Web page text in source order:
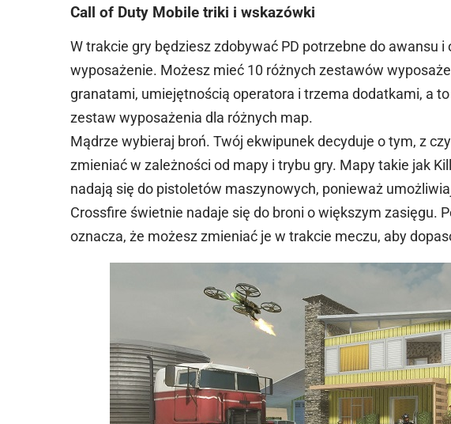
Call of Duty Mobile triki i wskazówki
W trakcie gry będziesz zdobywać PD potrzebne do awansu
wyposażenie. Możesz mieć 10 różnych zestawów
granatami, umiejętnością operatora i trzema dodatkami, a
zestaw wyposażenia dla różnych map.
Mądrze wybieraj broń. Twój ekwipunek decyduje o tym, z
zmieniać w zależności od mapy i trybu gry. Mapy takie jak
nadają się do pistoletów maszynowych, ponieważ
Crossfire świetnie nadaje się do broni o większym zasięgu.
oznacza, że możesz zmieniać je w trakcie meczu, aby